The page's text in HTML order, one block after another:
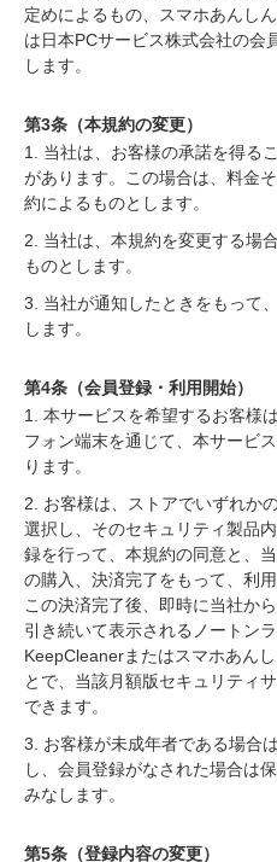
定めによるもの、スマホあんし
は日本PCサービス株式会社の会
します。
第3条（本規約の変更）
1. 当社は、お客様の承諾を得る
があります。この場合は、料金
約によるものとします。
2. 当社は、本規約を変更する場
ものとします。
3. 当社が通知したときをもって
します。
第4条（会員登録・利用開始）
1. 本サービスを希望するお客様
フォン端末を通じて、本サービ
ります。
2. お客様は、ストアでいずれか
選択し、そのセキュリティ製品
録を行って、本規約の同意と、
の購入、決済完了をもって、利
この決済完了後、即時に当社か
引き続いて表示されるノートン
KeepCleanerまたはスマホあん
とで、当該月額版セキュリティ
できます。
3. お客様が未成年者である場合
し、会員登録がなされた場合は
みなします。
第5条（登録内容の変更）